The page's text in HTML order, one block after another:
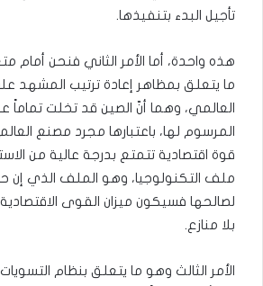
تأجيل البدء بتنفيذها.
هذه واحدة، أما الأمر الثاني فنحن أمام
ما يتعلق بمظاهر إعادة ترتيب المشهد
العالمي، وهما أنّ الصين قد تخلت تماماً
المرسوم لها، باعتبارها مجرد مصنع
قوة اقتصادية تتمتع بدرجة عالية من
ملف التكنولوجيا، وهو الملف الذي إن
لصالحها فسيكون ميزان القوى الاقتصادية
بلا منازع.
الأمر الثالث وهو ما يتعلق بنظام التسويات